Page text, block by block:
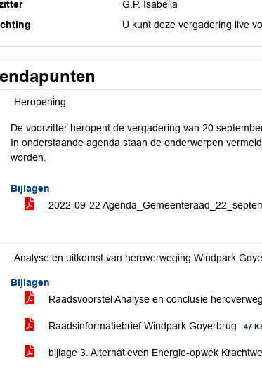
G.P. Isabella
U kunt deze vergadering live
Heropening
De voorzitter heropent de vergadering van 20
In onderstaande agenda staan de onderwerpen
worden.
Bijlagen
2022-09-22
Analyse en uitkomst van heroverweging Windpark
Bijlagen
Raadsvoorstel Analyse en conclusie
Raadsinformatiebrief Windpark Goyerbrug 47
bijlage 3. Alternatieven Energie-opwek